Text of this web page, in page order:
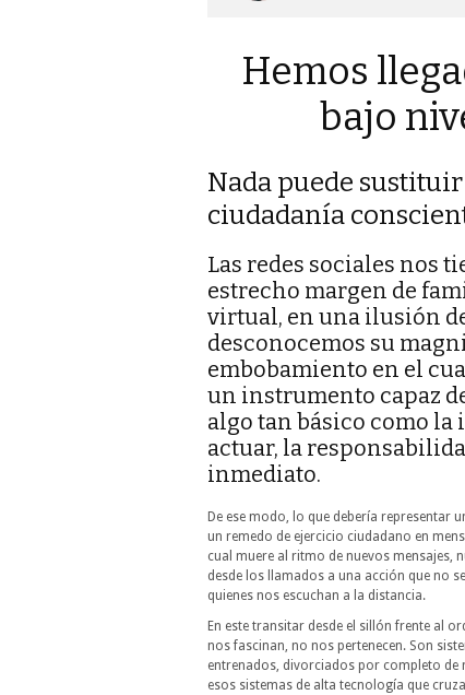
Hemos
bajo
Nada puede
ciudadanía
Las redes sociales nos
estrecho margen de
virtual, en una ilusión
desconocemos su
embobamiento en el
un instrumento capaz
algo tan básico como la
actuar, la
inmediato.
De ese modo, lo que debería representar
un remedo de ejercicio ciudadano en
cual muere al ritmo de nuevos mensajes,
desde los llamados a una acción que no
quienes nos escuchan a la distancia.
En este transitar desde el sillón frente al
nos fascinan, no nos pertenecen. Son
entrenados, divorciados por completo de
esos sistemas de alta tecnología que